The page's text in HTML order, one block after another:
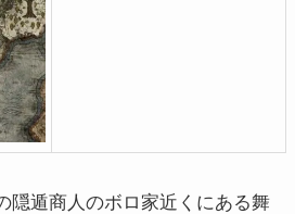
隠遁商人のボロ家近くにある舞